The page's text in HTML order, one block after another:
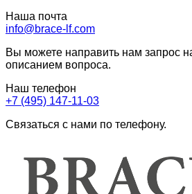
Наша почта
info@brace-lf.com
Вы можете направить нам запрос
описанием вопроса.
Наш телефон
+7 (495) 147-11-03
Связаться с нами по телефону.